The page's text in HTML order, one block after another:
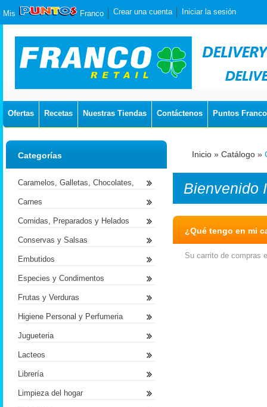
Mis Franco Crear una cuenta Iniciar la sesión
Ofertas Recetas Nuestras Tiendas Contáctenos Puntos Franco
Inicio » Catálogo »
Bienvenido
¿Qué tengo en mi
Su carrito de compras
Categorías
Caramelos, Galletas, Chocolates,
Carnes
Comidas, Preparados y Helados
Conservas y Salsas
Embutidos
Especies y Condimentos
Frutas y Verduras
Higiene Personal y Perfumeria
Jugueteria
Lacteos
Librería
Limpieza del hogar